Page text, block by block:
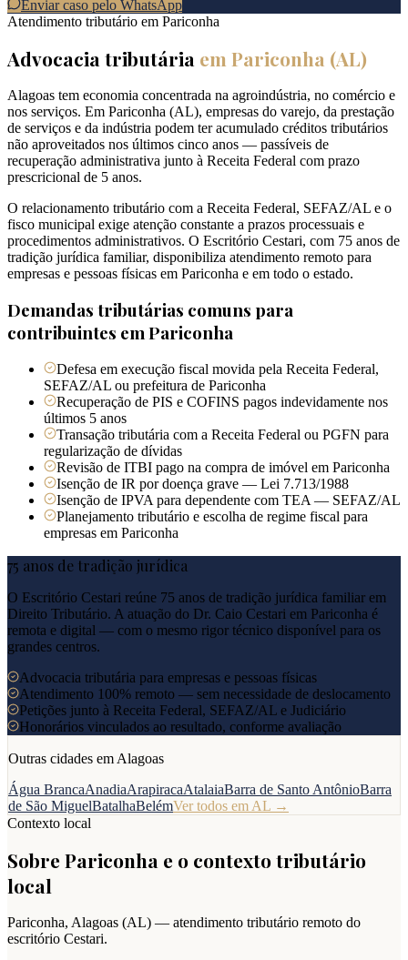
Enviar caso pelo WhatsApp
Atendimento tributário em Pariconha
Advocacia tributária em Pariconha (AL)
Alagoas tem economia concentrada na agroindústria, no comércio e
nos serviços. Em Pariconha (AL), empresas do varejo, da prestação
de serviços e da indústria podem ter acumulado créditos tributários
não aproveitados nos últimos cinco anos — passíveis de
recuperação administrativa junto à Receita Federal com prazo
prescricional de 5 anos.
O relacionamento tributário com a Receita Federal, SEFAZ/AL e o
fisco municipal exige atenção constante a prazos processuais e
procedimentos administrativos. O Escritório Cestari, com 75 anos de
tradição jurídica familiar, disponibiliza atendimento remoto para
empresas e pessoas físicas em Pariconha e em todo o estado.
Demandas tributárias comuns para
contribuintes emPariconha
Defesa em execução fiscal movida pela Receita Federal,
SEFAZ/AL ou prefeitura de Pariconha
Recuperação de PIS e COFINS pagos indevidamente nos
últimos 5 anos
Transação tributária com a Receita Federal ou PGFN para
regularização de dívidas
Revisão de ITBI pago na compra de imóvel em Pariconha
Isenção de IR por doença grave — Lei 7.713/1988
Isenção de IPVA para dependente com TEA — SEFAZ/AL
Planejamento tributário e escolha de regime fiscal para
empresas em Pariconha
75 anos de tradição jurídica
O Escritório Cestari reúne 75 anos de tradição jurídica familiar em
Direito Tributário. A atuação do Dr. Caio Cestari em Pariconha é
remota e digital — com o mesmo rigor técnico disponível para os
grandes centros.
Advocacia tributária para empresas e pessoas físicas
Atendimento 100% remoto — sem necessidade de deslocamento
Petições junto à Receita Federal, SEFAZ/AL e Judiciário
Honorários vinculados ao resultado, conforme avaliação
Outras cidades em Alagoas
Água BrancaAnadiaArapiracaAtalaiaBarra de Santo AntônioBarra
de São MiguelBatalhaBelémVer todos em AL →
Contexto local
Sobre Pariconha e o contexto tributário
local
Pariconha, Alagoas (AL) — atendimento tributário remoto do
escritório Cestari.